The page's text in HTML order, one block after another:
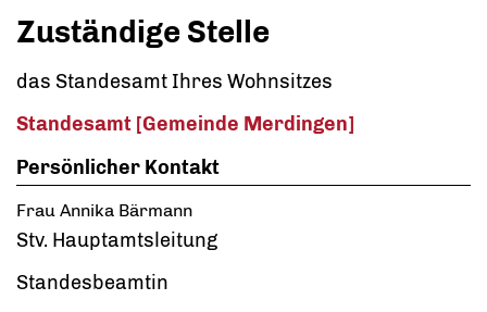
Zuständige Stelle
das Standesamt Ihres Wohnsitzes
Standesamt [Gemeinde Merdingen]
Persönlicher Kontakt
Frau Annika Bärmann
Stv. Hauptamtsleitung
Standesbeamtin